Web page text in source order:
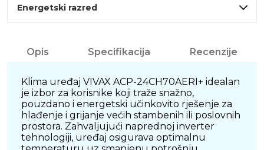
Energetski razred
Opis Specifikacija Recenzije
Klima uređaj VIVAX ACP-24CH70AERI+ idealan
je izbor za korisnike koji traže snažno,
pouzdano i energetski učinkovito rješenje za
hlađenje i grijanje većih stambenih ili poslovnih
prostora. Zahvaljujući naprednoj inverter
tehnologiji, uređaj osigurava optimalnu